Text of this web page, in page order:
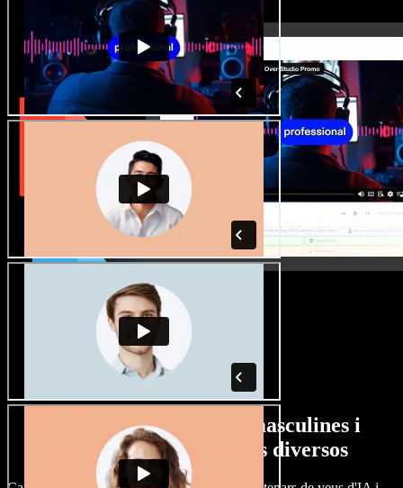
Gran varietat de veus masculines i
femenines amb accents diversos